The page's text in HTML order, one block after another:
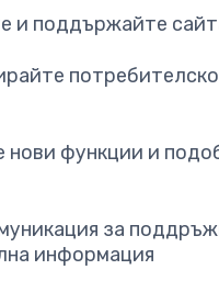
и поддържайте
нови функции и
за
информация